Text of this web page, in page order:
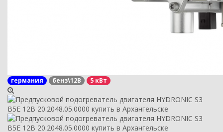
германия бенз\12В 5 кВт